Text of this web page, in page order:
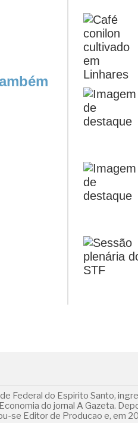
Federal do Espirito Santo,
do jornal A Gazeta.
se Editor de Producao e, em